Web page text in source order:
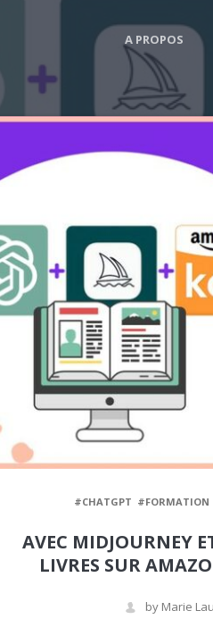
A PROPOS
#CHATGPT #FORMATION
AVEC MIDJOURNEY
LIVRES SUR
by Marie